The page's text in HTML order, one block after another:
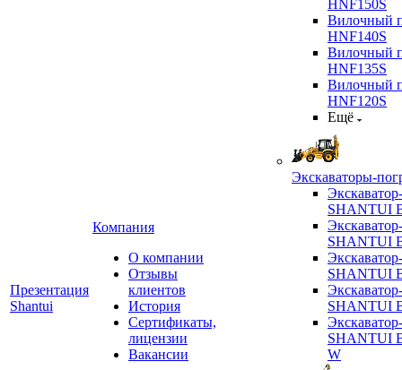
Презентация
Shantui
Компания
О компании
Отзывы
клиентов
История
Сертификаты,
лицензии
Вакансии
HNF150S
Вилочный
HNF140S
Вилочный
HNF135S
Вилочный
HNF120S
Ещё
Экскаваторы-
SHANTUI
SHANTUI
SHANTUI
SHANTUI
SHANTUI
W